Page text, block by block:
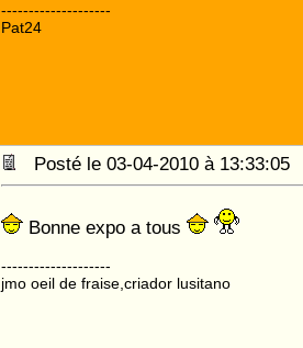
--------------------
Pat24
Posté le 03-04-2010 à
Bonne expo a tous
--------------------
jmo oeil de fraise,criador lusitano